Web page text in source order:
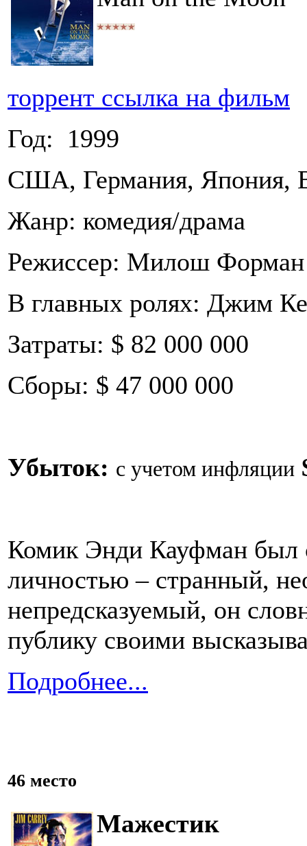
торрент ссылка на фильм
Год: 1999
США, Германия, Япония,
Жанр: комедия/драма
Режиссер: Милош Форман
В главных ролях: Джим
Затраты: $ 82 000 000
Сборы: $ 47 000 000
Убыток: с учетом инфляции
Комик Энди Кауфман был
личностью – странный,
непредсказуемый, он
публику своими
Подробнее...
46 место
Мажестик